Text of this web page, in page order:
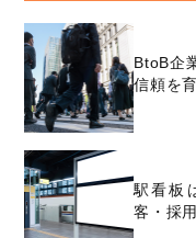
BtoB企
信頼を
駅看板
客・採